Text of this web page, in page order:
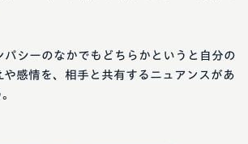
パシーのなかでもどちらかというと自分の
や感情を、相手と共有するニュアンスがあ